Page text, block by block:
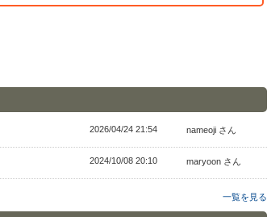
2026/04/24 21:54 nameoji さん
2024/10/08 20:10 maryoon さん
一覧を見る